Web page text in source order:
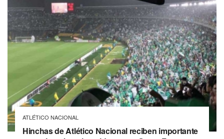
ATLÉTICO NACIONAL
Hinchas de Atlético Nacional reciben importante